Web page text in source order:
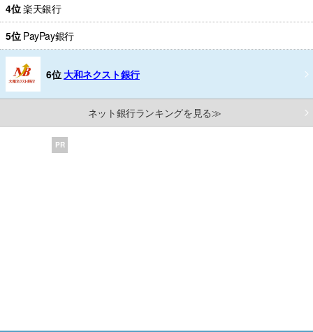
4位楽天銀行
5位 PayPay銀行
6位 大和ネクスト銀行
ネット銀行ランキングを見る≫
PR